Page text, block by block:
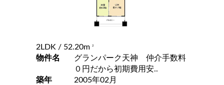
2LDK / 52.20m 2
物件名
グランパーク天神 仲介手数料
０円だから初期費用安..
築年
2005年02月